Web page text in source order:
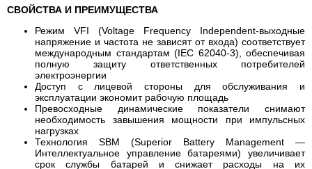
СВОЙСТВА И ПРЕИМУЩЕСТВА
Режим VFI (Voltage Frequency Independent-выходные
напряжение и частота не зависят от входа) соответствует
международным стандартам (IEC 62040-3), обеспечивая
полную защиту ответственных потребителей
электроэнергии
Доступ с лицевой стороны для обслуживания и
эксплуатации экономит рабочую площадь
Превосходные динамические показатели снимают
необходимость завышения мощности при импульсных
нагрузках
Технология SBM (Superior Battery Management —
Интеллектуальное управление батареями) увеличивает
срок службы батарей и снижает расходы на их